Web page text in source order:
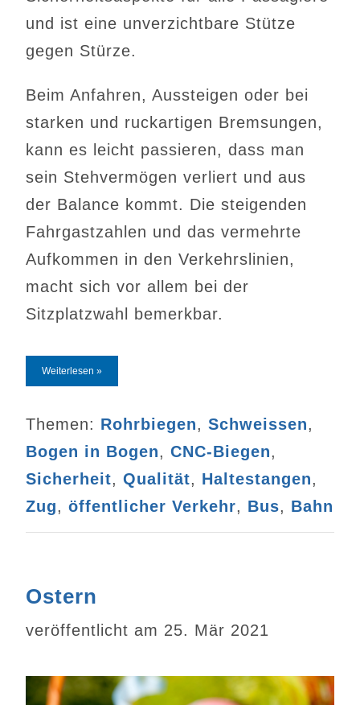
und ist eine unverzichtbare Stütze
gegen Stürze.
Beim Anfahren, Aussteigen oder bei
starken und ruckartigen Bremsungen,
kann es leicht passieren, dass man
sein Stehvermögen verliert und aus
der Balance kommt. Die steigenden
Fahrgastzahlen und das vermehrte
Aufkommen in den Verkehrslinien,
macht sich vor allem bei der
Sitzplatzwahl bemerkbar.
Weiterlesen »
Themen: Rohrbiegen,Schweissen,
Bogen in Bogen,CNC-Biegen,
Sicherheit,Qualität, Haltestangen,
Zug,öffentlicher Verkehr, Bus, Bahn
Ostern
veröffentlicht am 25. Mär 2021